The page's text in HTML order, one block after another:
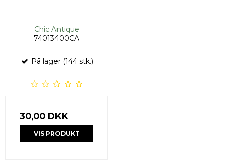
Chic Antique
74013400CA
På lager (144 stk.)
30,00 DKK
VIS PRODUKT